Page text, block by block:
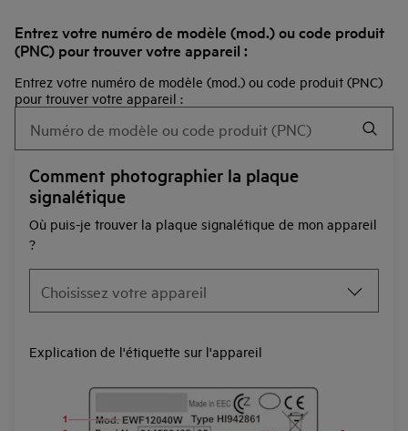
Entrez votre numéro de modèle (mod.) ou code produit
(PNC) pour trouver votre appareil :
Entrez votre numéro de modèle (mod.) ou code produit (PNC)
pour trouver votre appareil :
Comment photographier la plaque
signalétique
Où puis-je trouver la plaque signalétique de mon appareil
?
Explication de l'étiquette sur l'appareil